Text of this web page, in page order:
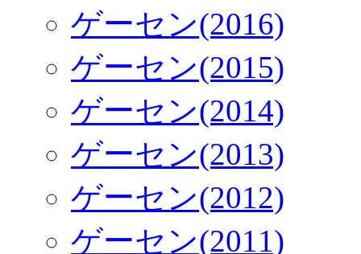
ゲーセン(2016)
ゲーセン(2015)
ゲーセン(2014)
ゲーセン(2013)
ゲーセン(2012)
ゲーセン(2011)